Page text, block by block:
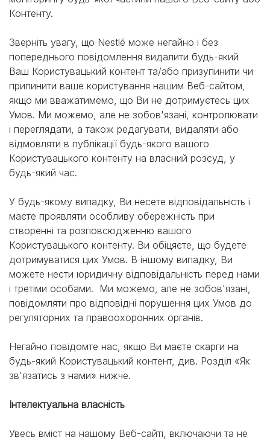
Контенту.
Зверніть увагу, що Nestlé може негайно і без
попереднього повідомлення видалити будь-який
Ваш Користувацький контент та/або призупинити чи
припинити ваше користування нашим Веб-сайтом,
якщо ми вважатимемо, що Ви не дотримуєтесь цих
Умов. Ми можемо, але не зобов'язані, контролювати
і переглядати, а також редагувати, видаляти або
відмовляти в публікації будь-якого вашого
Користувацького контенту на власний розсуд, у
будь-який час.
У будь-якому випадку, Ви несете відповідальність і
маєте проявляти особливу обережність при
створенні та розповсюдженню вашого
Користувацького контенту. Ви обіцяєте, що будете
дотримуватися цих Умов. В іншому випадку, Ви
можете нести юридичну відповідальність перед нами
і третіми особами. Ми можемо, але не зобов'язані,
повідомляти про відповідні порушення цих Умов до
регуляторних та правоохоронних органів.
Негайно повідомте нас, якщо Ви маєте скарги на
будь-який Користувацький контент, див. Розділ «Як
зв'язатись з нами» нижче.
Інтелектуальна власність
Увесь вміст на нашому Веб-сайті, включаючи та не